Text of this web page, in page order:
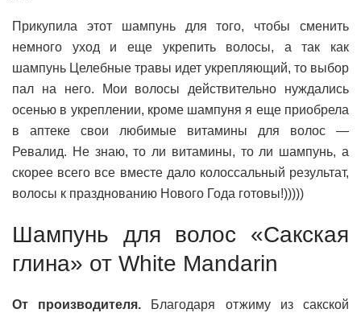
Прикупила этот шампунь для того, чтобы сменить
немного уход и еще укрепить волосы, а так как
шампунь Целебные травы идет укрепляющий, то выбор
пал на него. Мои волосы действительно нуждались
осенью в укреплении, кроме шампуня я еще приобрела
в аптеке свои любимые витамины для волос —
Ревалид. Не знаю, то ли витамины, то ли шампунь, а
скорее всего все вместе дало колоссальный результат,
волосы к празднованию Нового Года готовы!)))))
Шампунь для волос «Сакская
глина» от White Mandarin
От производителя. Благодаря отжиму из сакской